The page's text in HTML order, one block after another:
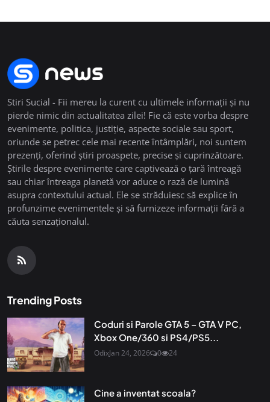
Stiri Sucial - Fii mereu la curent cu ultimele informații și nu
pierde nimic din actualitatea zilei! Fie că este vorba despre
evenimente, politica, justiție, aspecte sociale sau sport,
oriunde se petrec cele mai recente întâmplări, noi suntem
prezenți, oferind știri proaspete, precise și cuprinzătoare.
Știrile despre evenimente care captivează o țară întreagă
sau chiar întreaga planetă vor aduce o rază de lumină
asupra contextului actual. Ele se străduiesc să explice în
profunzime evenimentele și să furnizeze informații fără a
căuta senzaționalul.
Trending Posts
Coduri si Parole GTA 5 – GTA V PC,
Xbox One/360 si PS4/PS5...
OdixJan 24, 2026 0 24
Cine a inventat scoala?